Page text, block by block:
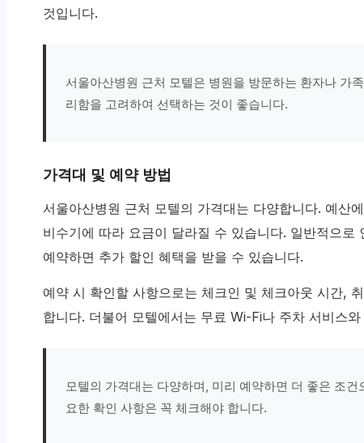
것입니다.
서울아산병원 근처 모텔은 병원을 방문하는 환자나 가
리함을 고려하여 선택하는 것이 좋습니다.
가격대 및 예약 방법
서울아산병원 근처 모텔의 가격대는 다양합니다. 예산
비수기에 따라 요금이 달라질 수 있습니다. 일반적으로
예약하면 추가 할인 혜택을 받을 수 있습니다.
예약 시 확인할 사항으로는 체크인 및 체크아웃 시간,
합니다. 더불어 모텔에서는 무료 Wi-Fi나 주차 서비스
모텔의 가격대는 다양하며, 미리 예약하면 더 좋은 조
요한 확인 사항은 꼭 체크해야 합니다.